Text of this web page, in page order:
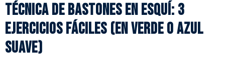
Técnica de bastones en esquí: 3
ejercicios fáciles (en verde o azul
suave)